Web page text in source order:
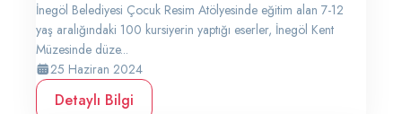
İnegöl Belediyesi Çocuk Resim Atölyesinde eğitim alan 7-12
yaş aralığındaki 100 kursiyerin yaptığı eserler, İnegöl Kent
Müzesinde düze...
25 Haziran 2024
Detaylı Bilgi